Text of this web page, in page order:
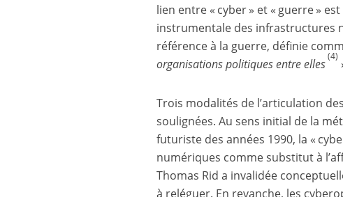
lien entre « cyber » et « guerre »
instrumentale des infrastructures
référence à la guerre, définie
organisations politiques entre elles
(4)
Trois modalités de l’articulation
soulignées. Au sens initial de la
futuriste des années 1990, la «
numériques comme substitut à
Thomas Rid a invalidée
à reléguer. En revanche, les